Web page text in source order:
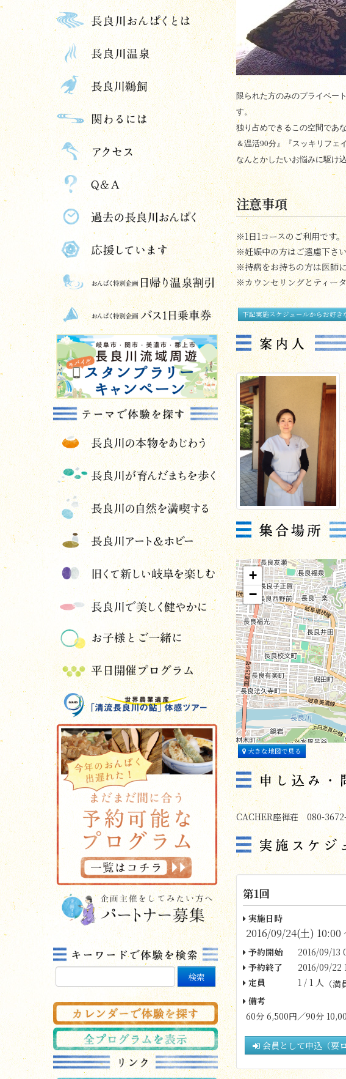
限られた方のみのプライベー
す。
独り占めできるこの空間であ
＆温活90分』『スッキリフェ
なんとかしたいお悩みに駆け
注意事項
※1日1コースのご利用です。
※妊娠中の方はご遠慮下さ
※持病をお持ちの方は医師
※カウンセリングとティー
下記実施スケジュールからお好き
+
−
大きな地図で見る
CACHER座禅荘 080-
第1回
実施日時
2016/09/24(土) 10:00
予約開始
2016/09/13
予約終了
2016/09/22
定員
1 / 1 人 （満
備考
60分 6,500円／90分
会員として申込（要